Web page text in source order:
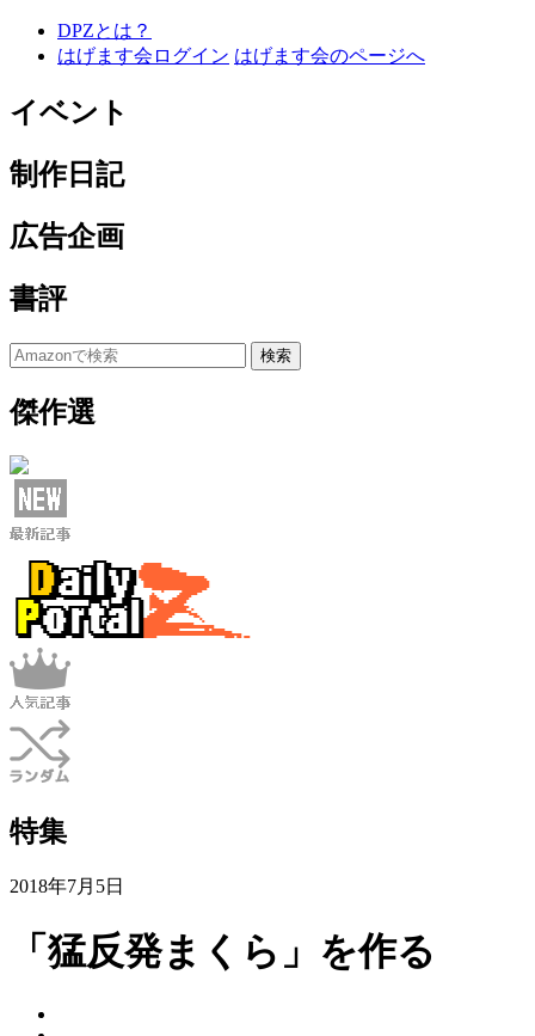
DPZとは？
はげます会ログイン はげます会のページへ
イベント
制作日記
広告企画
書評
傑作選
特集
2018年7月5日
「猛反発まくら」を作る